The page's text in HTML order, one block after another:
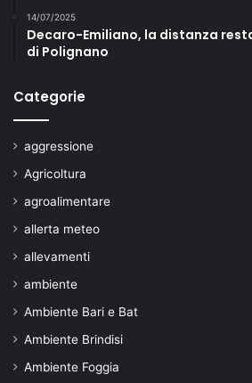
14/07/2025
Decaro-Emiliano, la distanza
di Polignano
Categorie
aggressione
Agricoltura
agroalimentare
allerta meteo
allevamenti
ambiente
Ambiente Bari e Bat
Ambiente Brindisi
Ambiente Foggia